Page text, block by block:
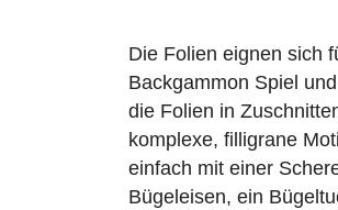
Die Folien eignen sich
Backgammon Spiel
die Folien in
komplexe, filligrane
einfach mit einer
Bügeleisen, ein